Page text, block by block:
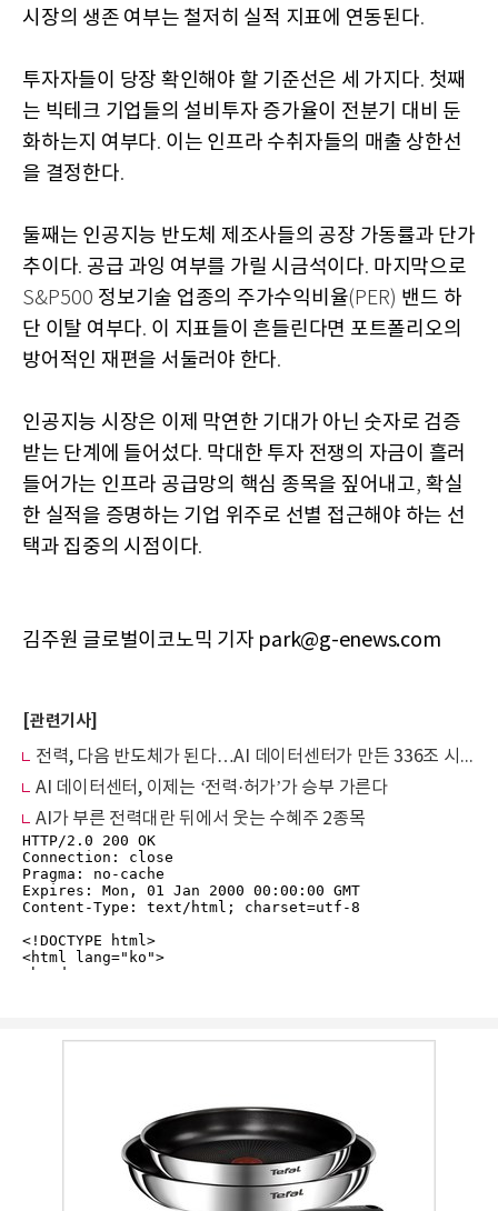
시장의 생존 여부는 철저히 실적 지표에 연동된다.
투자자들이 당장 확인해야 할 기준선은 세 가지다. 첫째
는 빅테크 기업들의 설비투자 증가율이 전분기 대비 둔
화하는지 여부다. 이는 인프라 수취자들의 매출 상한선
을 결정한다.
둘째는 인공지능 반도체 제조사들의 공장 가동률과 단가
추이다. 공급 과잉 여부를 가릴 시금석이다. 마지막으로
S&P500 정보기술 업종의 주가수익비율(PER) 밴드 하
단 이탈 여부다. 이 지표들이 흔들린다면 포트폴리오의
방어적인 재편을 서둘러야 한다.
인공지능 시장은 이제 막연한 기대가 아닌 숫자로 검증
받는 단계에 들어섰다. 막대한 투자 전쟁의 자금이 흘러
들어가는 인프라 공급망의 핵심 종목을 짚어내고, 확실
한 실적을 증명하는 기업 위주로 선별 접근해야 하는 선
택과 집중의 시점이다.
김주원 글로벌이코노믹 기자 park@g-enews.com
[관련기사]
전력, 다음 반도체가 된다…AI 데이터센터가 만든 336조 시장
AI 데이터센터, 이제는 ‘전력·허가’가 승부 가른다
AI가 부른 전력대란 뒤에서 웃는 수혜주 2종목